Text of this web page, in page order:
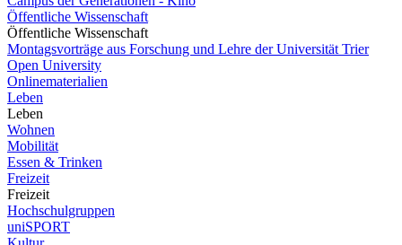
Öffentliche Wissenschaft
Öffentliche Wissenschaft
Montagsvorträge aus Forschung und Lehre der Universität Trier
Open University
Onlinematerialien
Leben
Leben
Wohnen
Mobilität
Essen & Trinken
Freizeit
Freizeit
Hochschulgruppen
uniSPORT